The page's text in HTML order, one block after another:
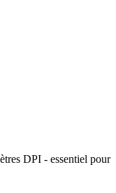
DPI - essentiel pour